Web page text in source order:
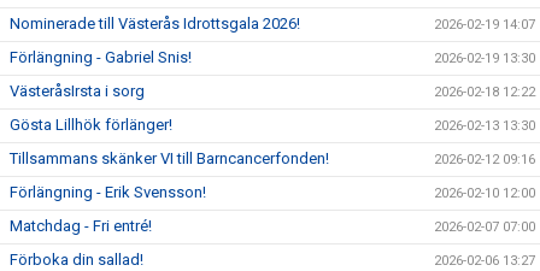
Nominerade till Västerås Idrottsgala 2026! 2026-02-19 14:07
Förlängning - Gabriel Snis! 2026-02-19 13:30
VästeråsIrsta i sorg 2026-02-18 12:22
Gösta Lillhök förlänger! 2026-02-13 13:30
Tillsammans skänker VI till Barncancerfonden! 2026-02-12 09:16
Förlängning - Erik Svensson! 2026-02-10 12:00
Matchdag - Fri entré! 2026-02-07 07:00
Förboka din sallad! 2026-02-06 13:27